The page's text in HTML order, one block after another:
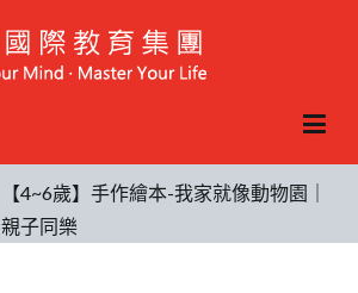
【4~6歲】手作繪本-我家就像動物園｜
親子同樂